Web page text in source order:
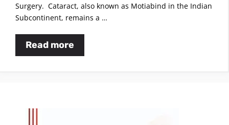
Surgery. Cataract, also known as Motiabind in the Indian
Subcontinent, remains a …
Read more